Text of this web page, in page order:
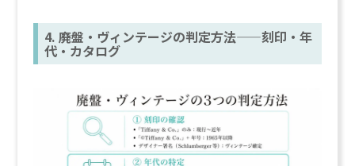
4. 廃盤・ヴィンテージの判定方法——刻印・年
代・カタログ